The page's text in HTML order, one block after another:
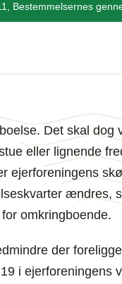
Bestemmelsernes
Det skal
eller lignende
ejerforeningens
ændres,
omkringboende.
der
i ejerforeningens